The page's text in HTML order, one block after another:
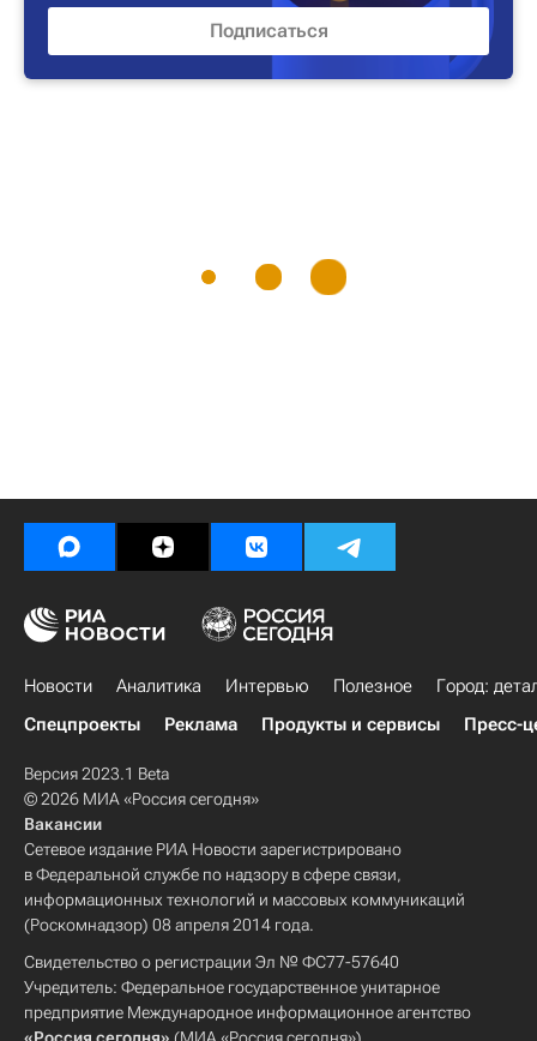
Новости Аналитика Интервью Полезное
Город:
Спецпроекты
Реклама Продукты и сервисы Пресс-
Версия 2023.1 Beta
© 2026 МИА «Россия сегодня»
Вакансии
Сетевое издание РИА Новости зарегистрировано
в Федеральной службе по надзору в сфере связи,
информационных технологий и массовых коммуникаций
(Роскомнадзор) 08 апреля 2014 года.
Свидетельство о регистрации Эл № ФС77-57640
Учредитель: Федеральное государственное унитарное
предприятие Международное информационное агентство